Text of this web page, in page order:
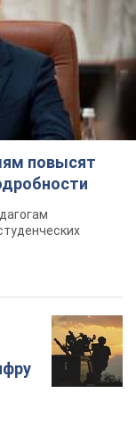
повысят